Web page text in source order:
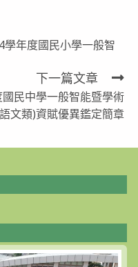
學年度國民小學一般智
下一篇文章
國民中學一般智能暨學術
文類)資賦優異鑑定簡章